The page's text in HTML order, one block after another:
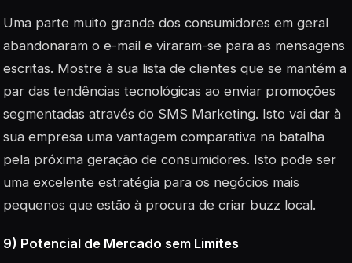
Uma parte muito grande dos consumidores em geral
abandonaram o e-mail e viraram-se para as mensagens
escritas. Mostre à sua lista de clientes que se mantém a
par das tendências tecnológicas ao enviar promoções
segmentadas através do SMS Marketing. Isto vai dar à
sua empresa uma vantagem comparativa na batalha
pela próxima geração de consumidores. Isto pode ser
uma excelente estratégia para os negócios mais
pequenos que estão à procura de criar buzz local.
9) Potencial de Mercado sem Limites